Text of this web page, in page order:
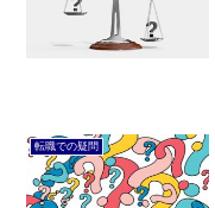
転職での疑問